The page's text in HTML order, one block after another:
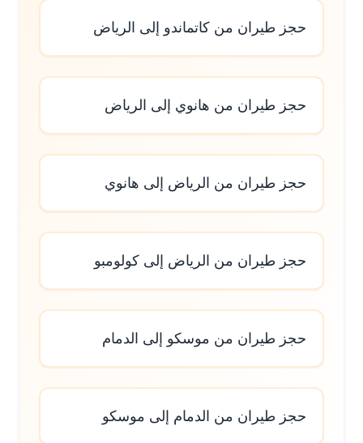
حجز طيران من كاتماندو إلى الرياض
حجز طيران من هانوي إلى الرياض
حجز طيران من الرياض إلى هانوي
حجز طيران من الرياض إلى كولومبو
حجز طيران من موسكو إلى الدمام
حجز طيران من الدمام إلى موسكو